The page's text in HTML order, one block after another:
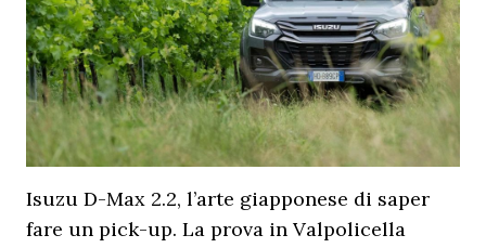
Isuzu D-Max 2.2, l’arte giapponese di saper
fare un pick-up. La prova in Valpolicella